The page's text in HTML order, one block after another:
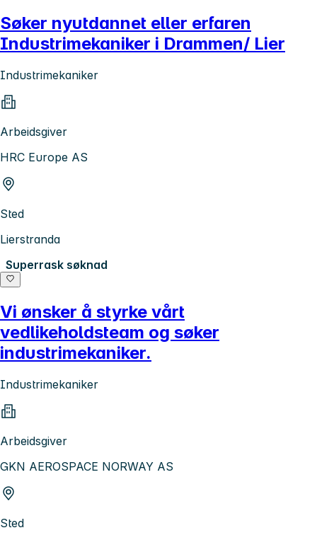
Søker nyutdannet eller erfaren
Industrimekaniker i Drammen/ Lier
Industrimekaniker
Arbeidsgiver
HRC Europe AS
Sted
Lierstranda
Superrask søknad
Vi ønsker å styrke vårt
vedlikeholdsteam og søker
industrimekaniker.
Industrimekaniker
Arbeidsgiver
GKN AEROSPACE NORWAY AS
Sted